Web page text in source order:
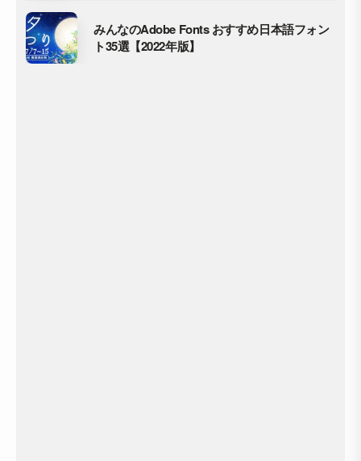
みんなのAdobe Fonts おすすめ日本語フォン
ト35選【2022年版】